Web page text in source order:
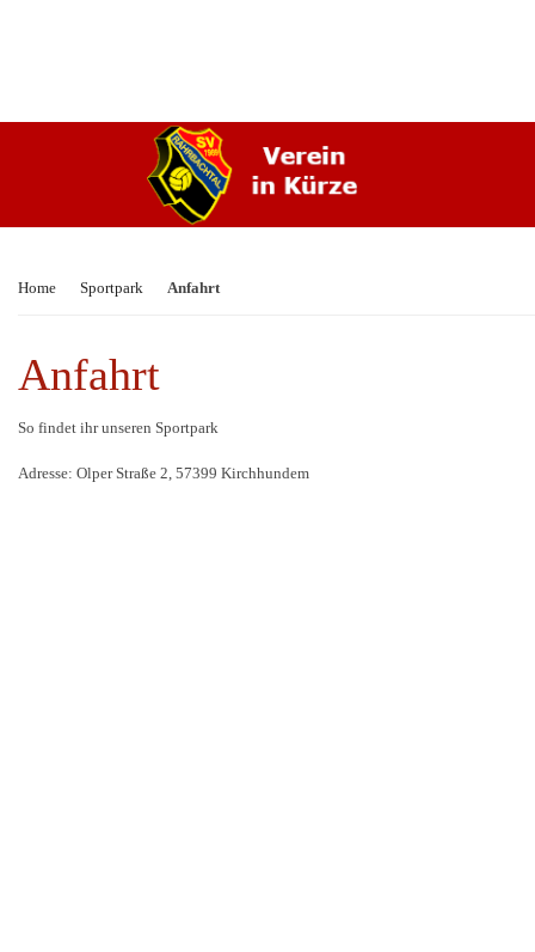
Home Sportpark Anfahrt
Anfahrt
So findet ihr unseren Sportpark
Adresse: Olper Straße 2, 57399 Kirchhundem